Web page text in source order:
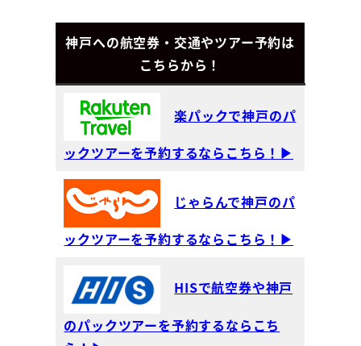
神戸への航空券・交通やツアー予約は
こちらから！
楽パックで神戸のパ
ックツアーを予約するならこちら！▶
じゃらんで神戸のパ
ックツアーを予約するならこちら！▶
HISで航空券や神戸
のパックツアーを予約するならこち